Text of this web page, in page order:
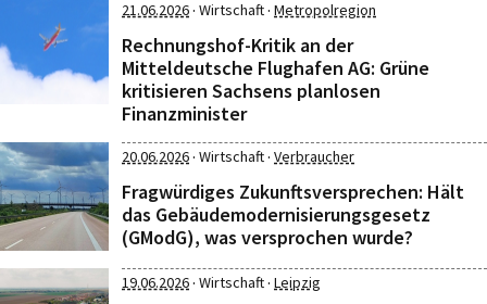
21.06.2026· Wirtschaft· Metropolregion
Rechnungshof-Kritik an der
Mitteldeutsche Flughafen AG: Grüne
kritisieren Sachsens planlosen
Finanzminister
20.06.2026· Wirtschaft· Verbraucher
Fragwürdiges Zukunftsversprechen: Hält
das Gebäudemodernisierungsgesetz
(GModG), was versprochen wurde?
19.06.2026· Wirtschaft· Leipzig